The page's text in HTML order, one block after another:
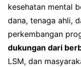
kesehatan mental
dana, tenaga ahli,
perkembangan
dukungan dari
LSM, dan